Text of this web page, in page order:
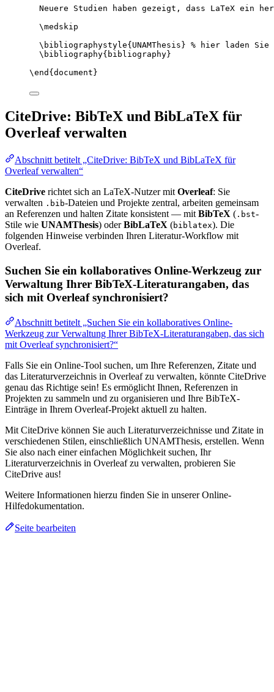
Neuere Studien haben gezeigt, dass LaTeX ein
\medskip
\bibliographystyle{UNAMThesis} % hier laden Sie
\bibliography{bibliography}
\end { document }
CiteDrive: BibTeX und BibLaTeX für
Overleaf verwalten
Abschnitt betitelt „CiteDrive: BibTeX und BibLaTeX für
Overleaf verwalten“
CiteDrive richtet sich an LaTeX-Nutzer mit Overleaf: Sie
verwalten .bib-Dateien und Projekte zentral, arbeiten gemeinsam
an Referenzen und halten Zitate konsistent — mit BibTeX ( .bst-
Stile wie UNAMThesis) oderBibLaTeX (biblatex). Die
folgenden Hinweise verbinden Ihren Literatur-Workflow mit
Overleaf.
Suchen Sie ein kollaboratives Online-Werkzeug zur
Verwaltung Ihrer BibTeX-Literaturangaben, das
sich mit Overleaf synchronisiert?
Abschnitt betitelt „Suchen Sie ein kollaboratives Online-
Werkzeug zur Verwaltung Ihrer BibTeX-Literaturangaben, das sich
mit Overleaf synchronisiert?“
Falls Sie ein Online-Tool suchen, um Ihre Referenzen, Zitate und
das Literaturverzeichnis in Overleaf zu verwalten, könnte CiteDrive
genau das Richtige sein! Es ermöglicht Ihnen, Referenzen in
Projekten zu sammeln und zu organisieren und Ihre BibTeX-
Einträge in Ihrem Overleaf-Projekt aktuell zu halten.
Mit CiteDrive können Sie auch Literaturverzeichnisse und Zitate in
verschiedenen Stilen, einschließlich UNAMThesis, erstellen. Wenn
Sie also nach einer einfachen Möglichkeit suchen, Ihr
Literaturverzeichnis in Overleaf zu verwalten, probieren Sie
CiteDrive aus!
Weitere Informationen hierzu finden Sie in unserer Online-
Hilfedokumentation.
Seite bearbeiten